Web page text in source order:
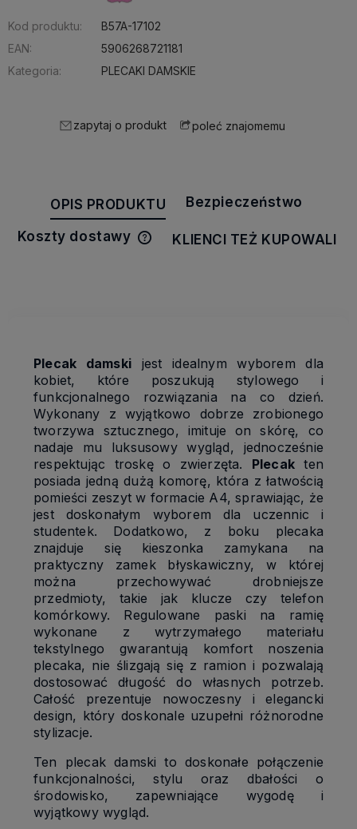
Kod produktu:
B57A-17102
EAN:
5906268721181
Kategoria:
PLECAKI DAMSKIE
zapytaj o produkt poleć znajomemu
OPIS PRODUKTU Bezpieczeństwo
Koszty dostawy
Cena nie zawiera ewentualnych
KLIENCI TEŻ KUPOWALI
Plecak damski jest idealnym wyborem dla
kobiet, które poszukują stylowego i
funkcjonalnego rozwiązania na co dzień.
Wykonany z wyjątkowo dobrze zrobionego
tworzywa sztucznego, imituje on skórę, co
nadaje mu luksusowy wygląd, jednocześnie
respektując troskę o zwierzęta. Plecak ten
posiada jedną dużą komorę, która z łatwością
pomieści zeszyt w formacie A4, sprawiając, że
jest doskonałym wyborem dla uczennic i
studentek. Dodatkowo, z boku plecaka
znajduje się kieszonka zamykana na
praktyczny zamek błyskawiczny, w której
można przechowywać drobniejsze
przedmioty, takie jak klucze czy telefon
komórkowy. Regulowane paski na ramię
wykonane z wytrzymałego materiału
tekstylnego gwarantują komfort noszenia
plecaka, nie ślizgają się z ramion i pozwalają
dostosować długość do własnych potrzeb.
Całość prezentuje nowoczesny i elegancki
design, który doskonale uzupełni różnorodne
stylizacje.
Ten plecak damski to doskonałe połączenie
funkcjonalności, stylu oraz dbałości o
środowisko, zapewniające wygodę i
wyjątkowy wygląd.